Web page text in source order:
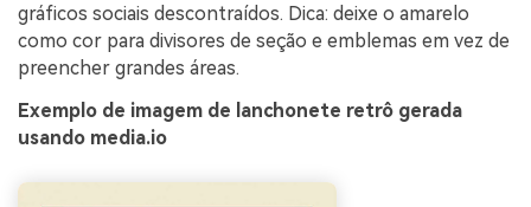
gráficos sociais descontraídos. Dica: deixe o amarelo
como cor para divisores de seção e emblemas em vez de
preencher grandes áreas.
Exemplo de imagem de lanchonete retrô gerada
usando media.io